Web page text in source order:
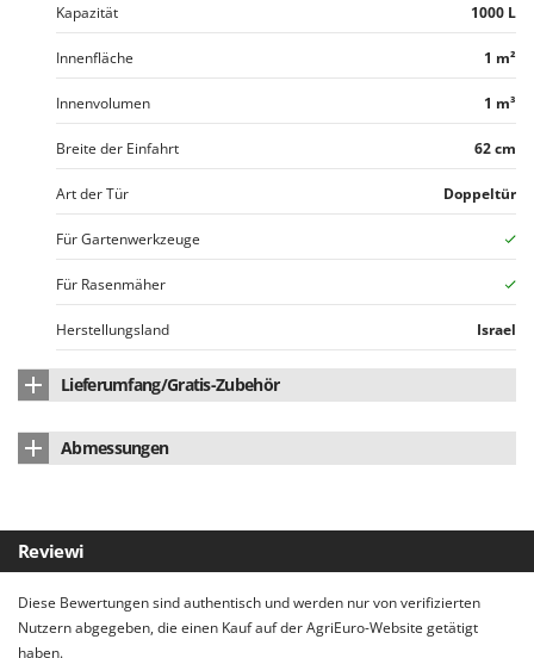
Zinkeneggen
Zubehör für Rasentraktoren
M.A.I.BO.
Macom
Macte Ovens
Makita
MAMMAMIA
Marcato
Marina Systems
Master
McCulloch
MCH
Mille
Mockmill
More than chef
MOSA
MOVA
Kapazität 1000 L
Innenfläche 1 m²
Innenvolumen 1 m³
Breite der Einfahrt 62 cm
Art der Tür Doppeltür
Für Gartenwerkzeuge
Für Rasenmäher
Herstellungsland Israel
Lieferumfang/Gratis-Zubehör
Abmessungen
Nettogewicht 37 kg
Abmessung Verpackung/en cm (LxBxH) 148.5x75x18 cm
Reviewi
Diese Bewertungen sind authentisch und werden nur von verifizierten
Nutzern abgegeben, die einen Kauf auf der AgriEuro-Website getätigt
haben.